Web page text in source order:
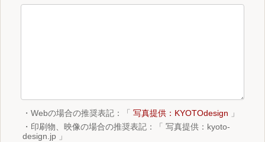
・Webの場合の推奨表記：「 写真提供：KYOTOdesign 」
・印刷物、映像の場合の推奨表記：「 写真提供：kyoto-
design.jp 」